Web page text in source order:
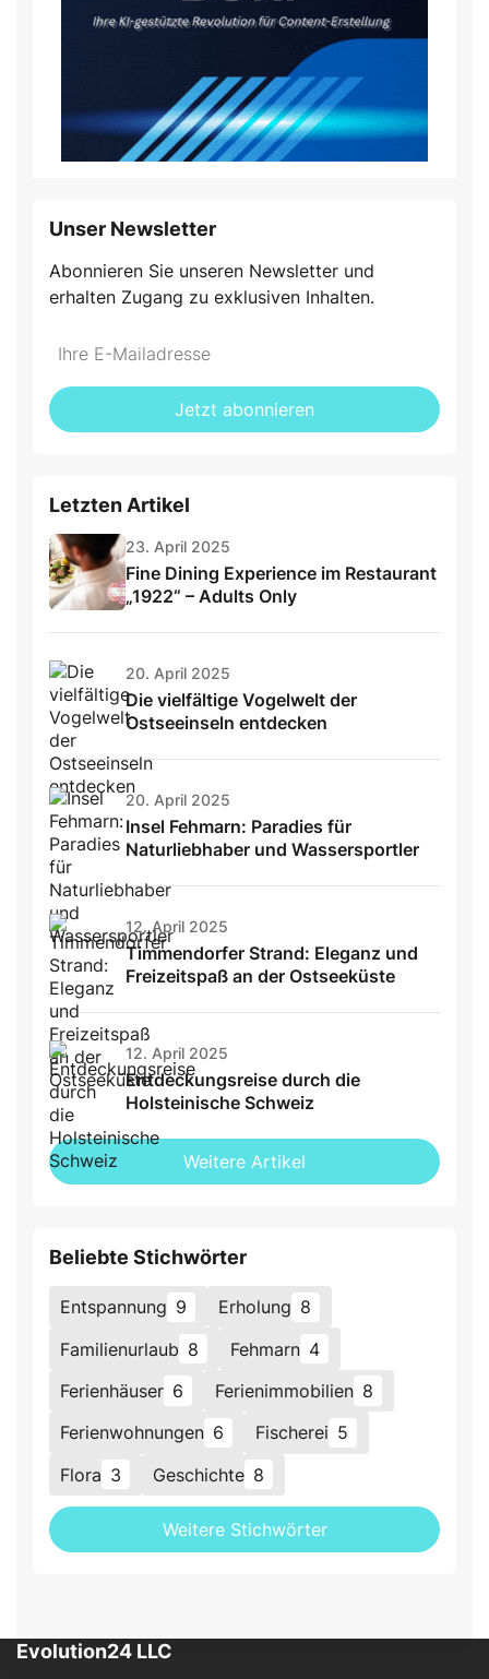
Unser Newsletter
Abonnieren Sie unseren Newsletter und
erhalten Zugang zu exklusiven Inhalten.
Do
fill
this
*Ihre
Mailadresse:
Jetzt abonnieren
Letzten Artikel
23. April 2025
Fine Dining Experience im Restaurant
„1922“ – Adults Only
20. April 2025
Die vielfältige Vogelwelt der
Ostseeinseln entdecken
20. April 2025
Insel Fehmarn: Paradies für
Naturliebhaber und Wassersportler
12. April 2025
Timmendorfer Strand: Eleganz und
Freizeitspaß an der Ostseeküste
12. April 2025
Entdeckungsreise durch die
Holsteinische Schweiz
Weitere Artikel
Beliebte Stichwörter
Entspannung 9 Erholung 8
Familienurlaub 8 Fehmarn 4
Ferienhäuser 6 Ferienimmobilien 8
Ferienwohnungen 6 Fischerei 5
Flora 3 Geschichte 8
Weitere Stichwörter
Evolution24 LLC